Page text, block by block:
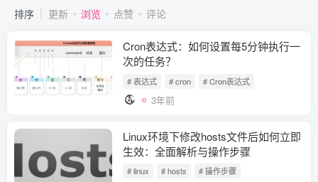
排序 更新 浏览 点赞 评论
Cron表达式：如何设置每5分钟执行一
次的任务？
# 表达式 # cron # Cron表达式
3年前
Linux环境下修改hosts文件后如何立即
生效：全面解析与操作步骤
# linux # hosts # 操作步骤